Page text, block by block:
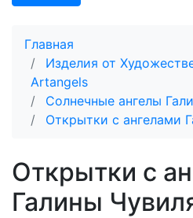
Главная
Изделия от
Artangels
Солнечные ангелы
Открытки с ангелами
Открытки с
Галины